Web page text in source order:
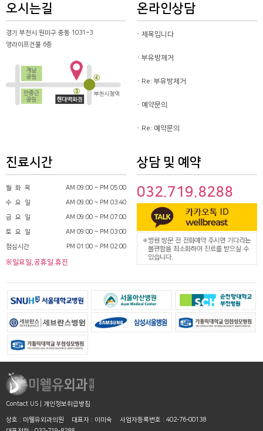
오시는길
경기 부천시 원미구 중동 1031~3
영라이프건물 6층
온라인상담
제목입니다
부유방제거
Re: 부유방제거
예약문의
Re: 예약문의
진료시간
월 화 목 AM 09:00 ~ PM 05:00
수 요 일 AM 09:00 ~ PM 03:40
금 요 일 AM 09:00 ~ PM 07:00
토 요 일 AM 09:00 ~ PM 03:00
점심시간 PM 01:00 ~ PM 02:00
※일요일,공휴일 휴진
상담 및 예약
032.719.8288
Contact US 개인정보취급방침
상호 : 미웰유외과의원 대표자 : 이미숙
사업자등록번호 : 402-76-00138